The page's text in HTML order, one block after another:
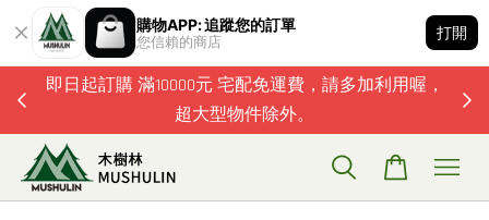
購物APP: 追蹤您的訂單
您信賴的商店
打開
即日起訂購 滿10000元 宅配免運費，請多加利用喔，
超大型物件除外。